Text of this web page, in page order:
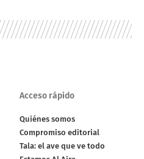
Acceso rápido
Quiénes somos
Compromiso editorial
Tala: el ave que ve todo